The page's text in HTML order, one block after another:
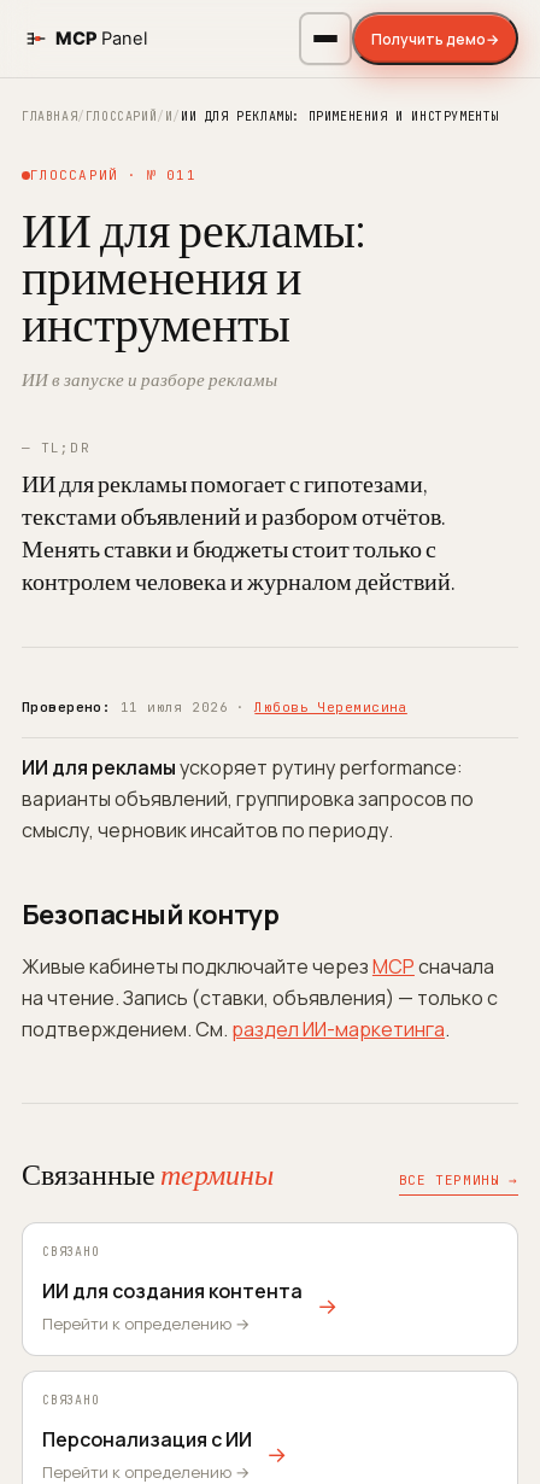
Получить демо→
ГЛАВНАЯ/ ГЛОССАРИЙ/ И/ ИИ ДЛЯ РЕКЛАМЫ: ПРИМЕНЕНИЯ И ИНСТРУМЕНТЫ
ГЛОССАРИЙ · № 011
ИИ для рекламы:
применения и
инструменты
ИИ в запуске и разборе рекламы
— TL;DR
ИИ для рекламы помогает с гипотезами,
текстами объявлений и разбором отчётов.
Менять ставки и бюджеты стоит только с
контролем человека и журналом действий.
Проверено: 11 июля 2026 ·Любовь Черемисина
ИИ для рекламыускоряет рутину performance:
варианты объявлений, группировка запросов по
смыслу, черновик инсайтов по периоду.
Безопасный контур
Живые кабинеты подключайте черезMCPсначала
на чтение. Запись (ставки, объявления) — только с
подтверждением. См. раздел ИИ-маркетинга.
Связанныетермины ВСЕ ТЕРМИНЫ →
СВЯЗАНО
ИИ для создания контента
Перейти к определению →
→
СВЯЗАНО
Персонализация с ИИ
Перейти к определению →
→